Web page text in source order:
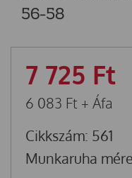
56-58
7 725 Ft
6 083 Ft + Áfa
Cikkszám: 561
Munkaruha